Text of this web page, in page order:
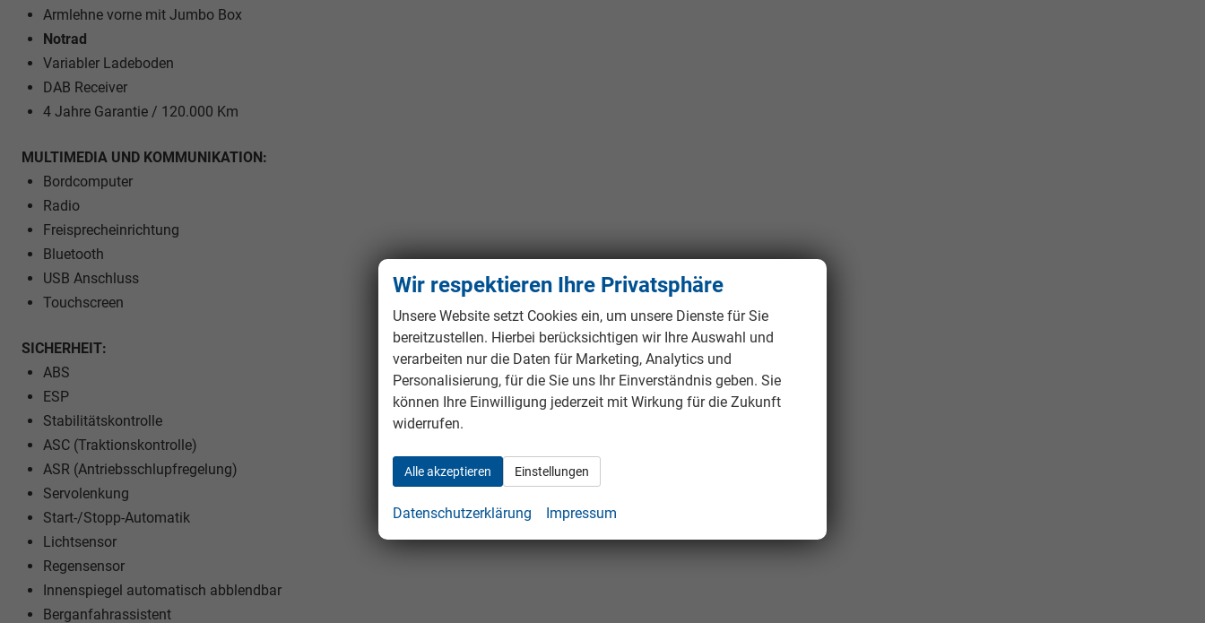
Armlehne vorne mit Jumbo Box
Notrad
Variabler Ladeboden
DAB Receiver
4 Jahre Garantie / 120.000 Km
MULTIMEDIA UND KOMMUNIKATION:
Bordcomputer
Radio
Freisprecheinrichtung
Bluetooth
USB Anschluss
Touchscreen
SICHERHEIT:
ABS
ESP
Stabilitätskontrolle
ASC (Traktionskontrolle)
ASR (Antriebsschlupfregelung)
Servolenkung
Start-/Stopp-Automatik
Lichtsensor
Regensensor
Innenspiegel automatisch abblendbar
Berganfahrassistent
Wir respektieren Ihre Privatsphäre
Unsere Website setzt Cookies ein, um unsere Dienste für Sie
bereitzustellen. Hierbei berücksichtigen wir Ihre Auswahl und
verarbeiten nur die Daten für Marketing, Analytics und
Personalisierung, für die Sie uns Ihr Einverständnis geben. Sie
können Ihre Einwilligung jederzeit mit Wirkung für die Zukunft
widerrufen.
Alle akzeptieren Einstellungen
Datenschutzerklärung Impressum